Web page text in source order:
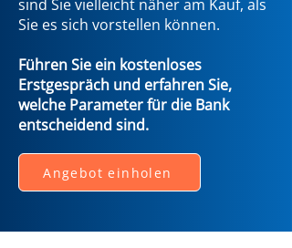
sind Sie vielleicht näher am Kauf, als
Sie es sich vorstellen können.
Führen Sie ein kostenloses
Erstgespräch und erfahren Sie,
welche Parameter für die Bank
entscheidend sind.
Angebot einholen